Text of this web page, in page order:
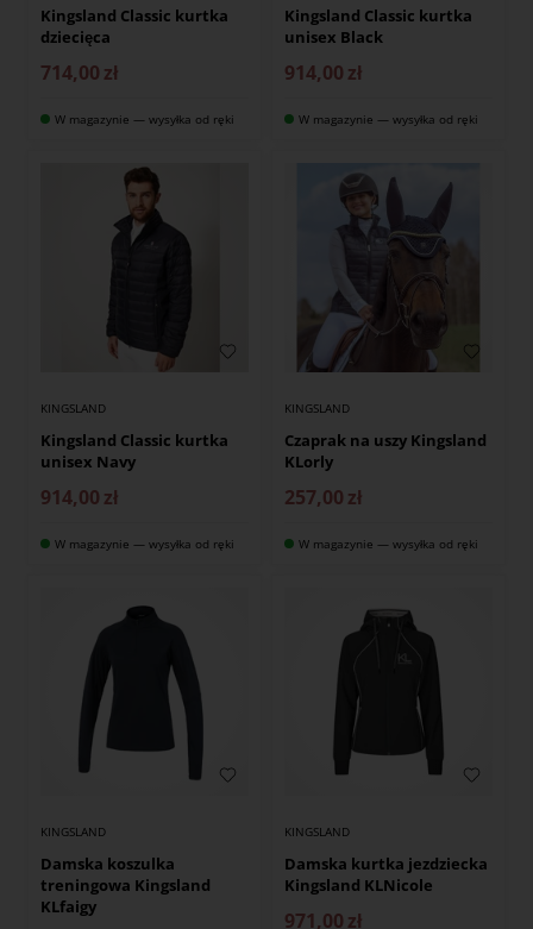
Kingsland Classic kurtka
dziecięca
714,00 zł
W magazynie — wysyłka od ręki
Kingsland Classic kurtka
unisex Black
914,00 zł
W magazynie — wysyłka od ręki
KINGSLAND
Kingsland Classic kurtka
unisex Navy
914,00 zł
W magazynie — wysyłka od ręki
KINGSLAND
Czaprak na uszy Kingsland
KLorly
257,00 zł
W magazynie — wysyłka od ręki
KINGSLAND
Damska koszulka
treningowa Kingsland
KLfaigy
KINGSLAND
Damska kurtka jezdziecka
Kingsland KLNicole
971,00 zł